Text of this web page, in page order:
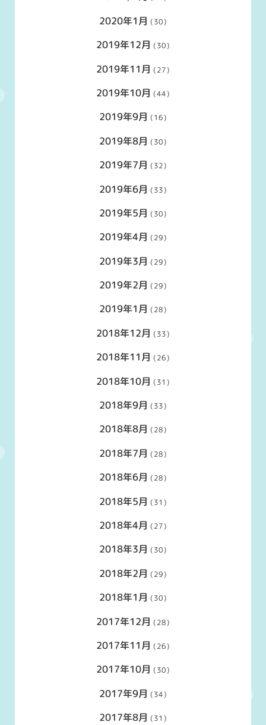
2020年1月 (30)
2019年12月 (30)
2019年11月 (27)
2019年10月 (44)
2019年9月 (16)
2019年8月 (30)
2019年7月 (32)
2019年6月 (33)
2019年5月 (30)
2019年4月 (29)
2019年3月 (29)
2019年2月 (29)
2019年1月 (28)
2018年12月 (33)
2018年11月 (26)
2018年10月 (31)
2018年9月 (33)
2018年8月 (28)
2018年7月 (28)
2018年6月 (28)
2018年5月 (31)
2018年4月 (27)
2018年3月 (30)
2018年2月 (29)
2018年1月 (30)
2017年12月 (28)
2017年11月 (26)
2017年10月 (30)
2017年9月 (34)
2017年8月 (31)